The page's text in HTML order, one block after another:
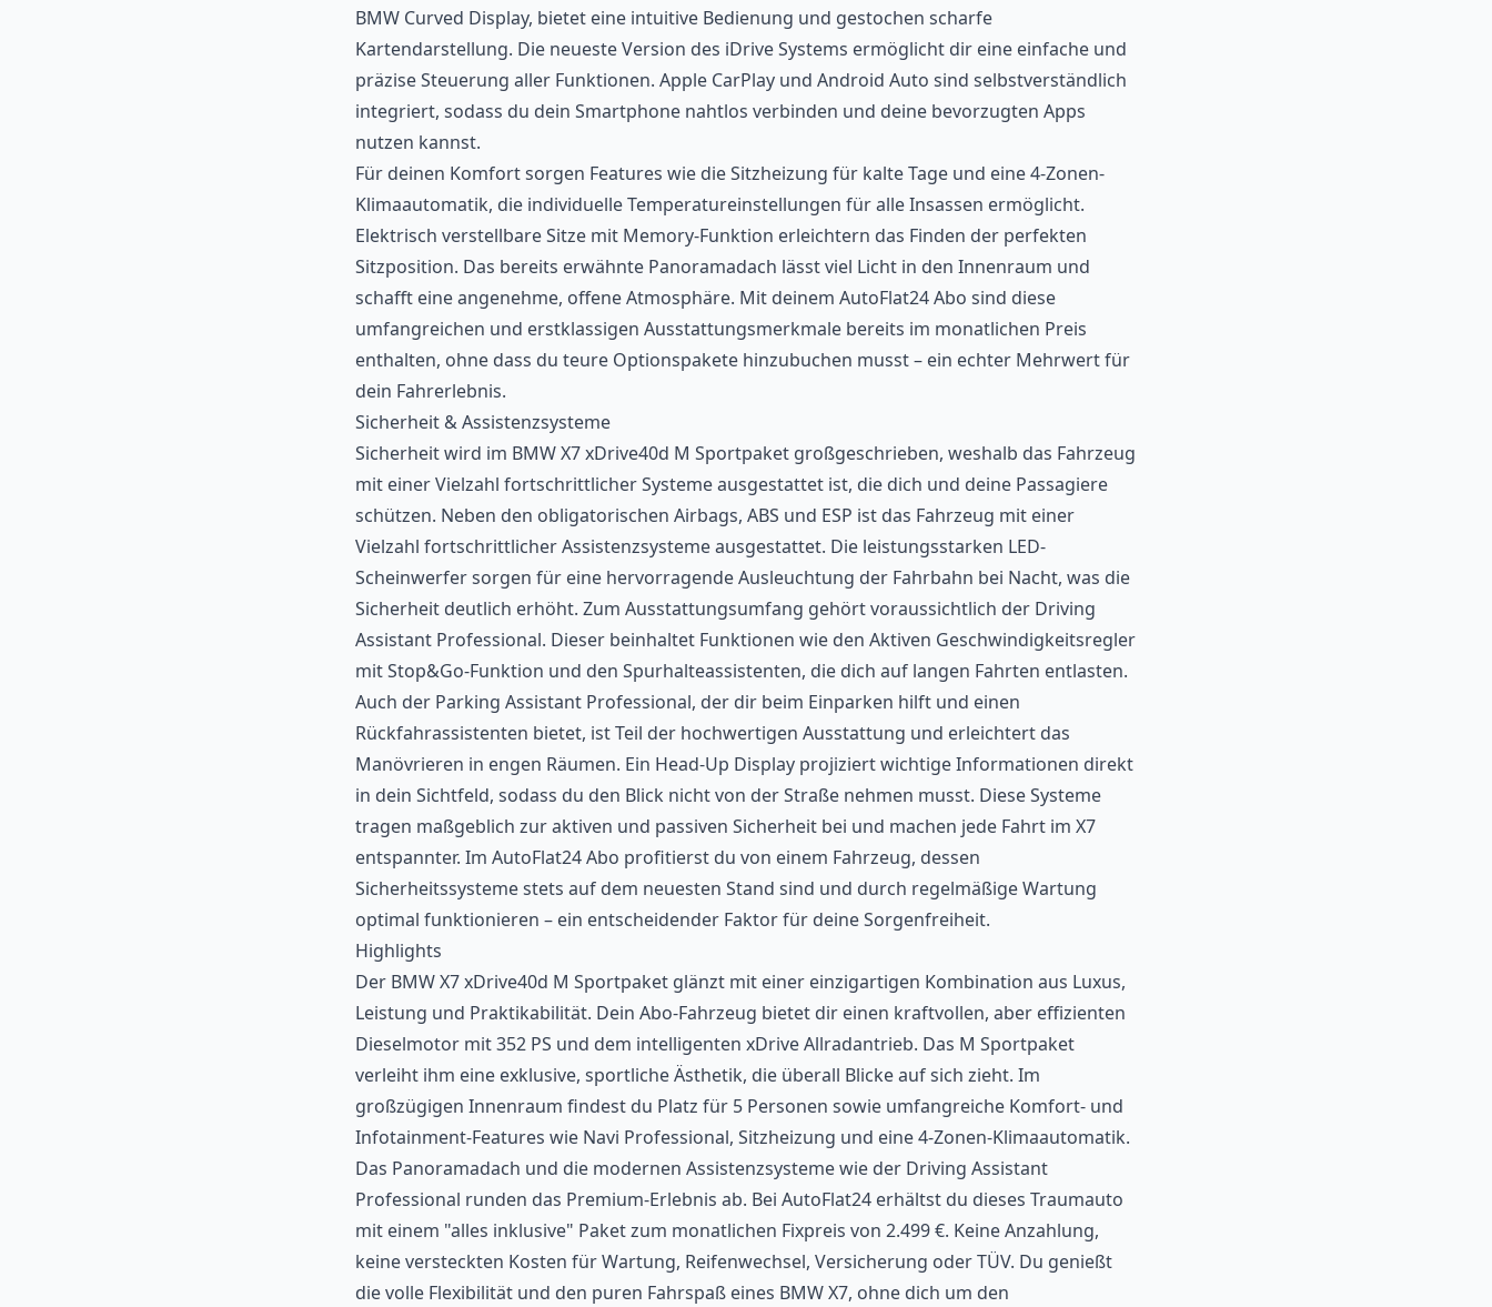
BMW Curved Display, bietet eine intuitive Bedienung und gestochen scharfe
Kartendarstellung. Die neueste Version des iDrive Systems ermöglicht dir eine einfache und
präzise Steuerung aller Funktionen. Apple CarPlay und Android Auto sind selbstverständlich
integriert, sodass du dein Smartphone nahtlos verbinden und deine bevorzugten Apps
nutzen kannst.
Für deinen Komfort sorgen Features wie die Sitzheizung für kalte Tage und eine 4-Zonen-
Klimaautomatik, die individuelle Temperatureinstellungen für alle Insassen ermöglicht.
Elektrisch verstellbare Sitze mit Memory-Funktion erleichtern das Finden der perfekten
Sitzposition. Das bereits erwähnte Panoramadach lässt viel Licht in den Innenraum und
schafft eine angenehme, offene Atmosphäre. Mit deinem AutoFlat24 Abo sind diese
umfangreichen und erstklassigen Ausstattungsmerkmale bereits im monatlichen Preis
enthalten, ohne dass du teure Optionspakete hinzubuchen musst – ein echter Mehrwert für
dein Fahrerlebnis.
Sicherheit & Assistenzsysteme
Sicherheit wird im BMW X7 xDrive40d M Sportpaket großgeschrieben, weshalb das Fahrzeug
mit einer Vielzahl fortschrittlicher Systeme ausgestattet ist, die dich und deine Passagiere
schützen. Neben den obligatorischen Airbags, ABS und ESP ist das Fahrzeug mit einer
Vielzahl fortschrittlicher Assistenzsysteme ausgestattet. Die leistungsstarken LED-
Scheinwerfer sorgen für eine hervorragende Ausleuchtung der Fahrbahn bei Nacht, was die
Sicherheit deutlich erhöht. Zum Ausstattungsumfang gehört voraussichtlich der Driving
Assistant Professional. Dieser beinhaltet Funktionen wie den Aktiven Geschwindigkeitsregler
mit Stop&Go-Funktion und den Spurhalteassistenten, die dich auf langen Fahrten entlasten.
Auch der Parking Assistant Professional, der dir beim Einparken hilft und einen
Rückfahrassistenten bietet, ist Teil der hochwertigen Ausstattung und erleichtert das
Manövrieren in engen Räumen. Ein Head-Up Display projiziert wichtige Informationen direkt
in dein Sichtfeld, sodass du den Blick nicht von der Straße nehmen musst. Diese Systeme
tragen maßgeblich zur aktiven und passiven Sicherheit bei und machen jede Fahrt im X7
entspannter. Im AutoFlat24 Abo profitierst du von einem Fahrzeug, dessen
Sicherheitssysteme stets auf dem neuesten Stand sind und durch regelmäßige Wartung
optimal funktionieren – ein entscheidender Faktor für deine Sorgenfreiheit.
Highlights
Der BMW X7 xDrive40d M Sportpaket glänzt mit einer einzigartigen Kombination aus Luxus,
Leistung und Praktikabilität. Dein Abo-Fahrzeug bietet dir einen kraftvollen, aber effizienten
Dieselmotor mit 352 PS und dem intelligenten xDrive Allradantrieb. Das M Sportpaket
verleiht ihm eine exklusive, sportliche Ästhetik, die überall Blicke auf sich zieht. Im
großzügigen Innenraum findest du Platz für 5 Personen sowie umfangreiche Komfort- und
Infotainment-Features wie Navi Professional, Sitzheizung und eine 4-Zonen-Klimaautomatik.
Das Panoramadach und die modernen Assistenzsysteme wie der Driving Assistant
Professional runden das Premium-Erlebnis ab. Bei AutoFlat24 erhältst du dieses Traumauto
mit einem "alles inklusive" Paket zum monatlichen Fixpreis von 2.499 €. Keine Anzahlung,
keine versteckten Kosten für Wartung, Reifenwechsel, Versicherung oder TÜV. Du genießt
die volle Flexibilität und den puren Fahrspaß eines BMW X7, ohne dich um den